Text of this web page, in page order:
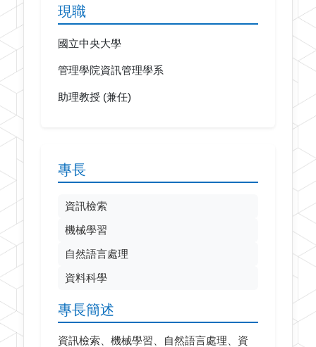
現職
國立中央大學
管理學院資訊管理學系
助理教授 (兼任)
專長
資訊檢索
機械學習
自然語言處理
資料科學
專長簡述
資訊檢索、機械學習、自然語言處理、資